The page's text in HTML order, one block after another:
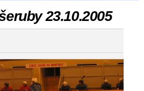
23.10.2005